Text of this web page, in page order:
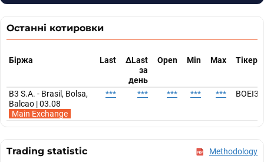
Останні котировки
Біржа Last
ΔLast
за
день
Open Min Max Тікер
B3 S.A. - Brasil, Bolsa,
Balcao | 03.08
Main Exchange
*** *** *** *** *** BOEI34
Trading statistic Methodology